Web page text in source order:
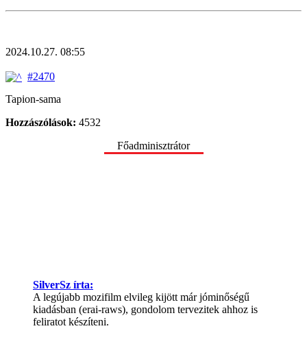
2024.10.27. 08:55
#2470
Tapion-sama
Hozzászólások: 4532
Főadminisztrátor
SilverSz írta:
A legújabb mozifilm elvileg kijött már jóminőségű
kiadásban (erai-raws), gondolom tervezitek ahhoz is
feliratot készíteni.